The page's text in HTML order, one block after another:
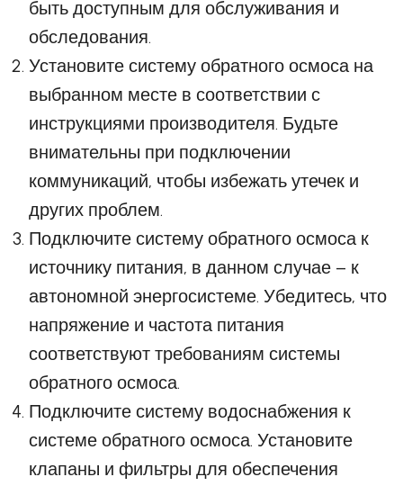
быть доступным для обслуживания и
обследования.
Установите систему обратного осмоса на
выбранном месте в соответствии с
инструкциями производителя. Будьте
внимательны при подключении
коммуникаций, чтобы избежать утечек и
других проблем.
Подключите систему обратного осмоса к
источнику питания, в данном случае – к
автономной энергосистеме. Убедитесь, что
напряжение и частота питания
соответствуют требованиям системы
обратного осмоса.
Подключите систему водоснабжения к
системе обратного осмоса. Установите
клапаны и фильтры для обеспечения